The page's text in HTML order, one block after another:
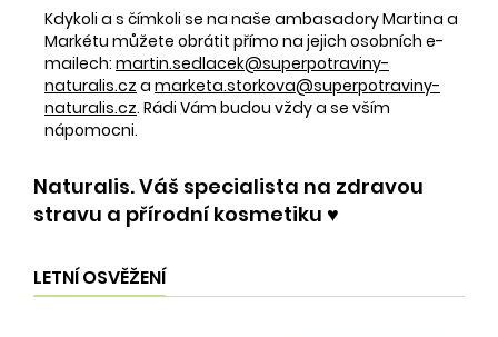
Kdykoli a s čímkoli se na naše ambasadory Martina a
Markétu můžete obrátit přímo na jejich osobních e-
mailech: martin.sedlacek@superpotraviny-
naturalis.cz a marketa.storkova@superpotraviny-
naturalis.cz. Rádi Vám budou vždy a se vším
nápomocni.
Naturalis. Váš specialista na zdravou
stravu a přírodní kosmetiku ♥️
LETNÍ OSVĚŽENÍ